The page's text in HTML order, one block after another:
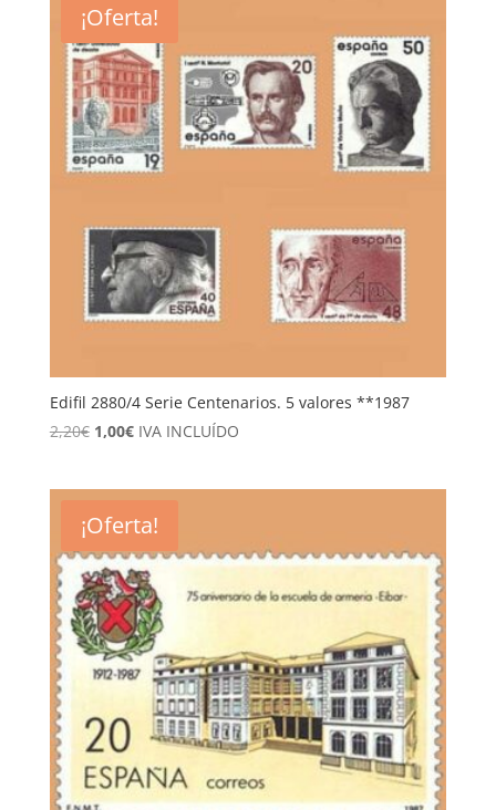
¡Oferta!
Edifil 2880/4 Serie Centenarios. 5 valores **1987
2,20€ El
2,20€.
1,00€El
1,00€.
IVA INCLUÍDO
¡Oferta!